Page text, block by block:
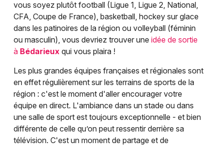
vous soyez plutôt football (Ligue 1, Ligue 2, National,
CFA, Coupe de France), basketball, hockey sur glace
dans les patinoires de la région ou volleyball (féminin
ou masculin), vous devriez trouver une idée de sortie
à Bédarieux qui vous plaira !
Les plus grandes équipes françaises et régionales sont
en effet régulièrement sur les terrains de sports de la
région : c'est le moment d'aller encourager votre
équipe en direct. L'ambiance dans un stade ou dans
une salle de sport est toujours exceptionnelle - et bien
différente de celle qu’on peut ressentir derrière sa
télévision. C'est un moment de partage et de